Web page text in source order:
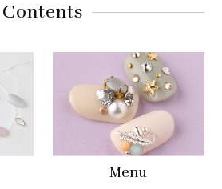
Contents
Menu